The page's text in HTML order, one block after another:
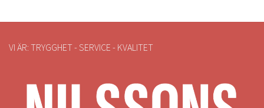
VI ÄR: TRYGGHET - SERVICE - KVALITET